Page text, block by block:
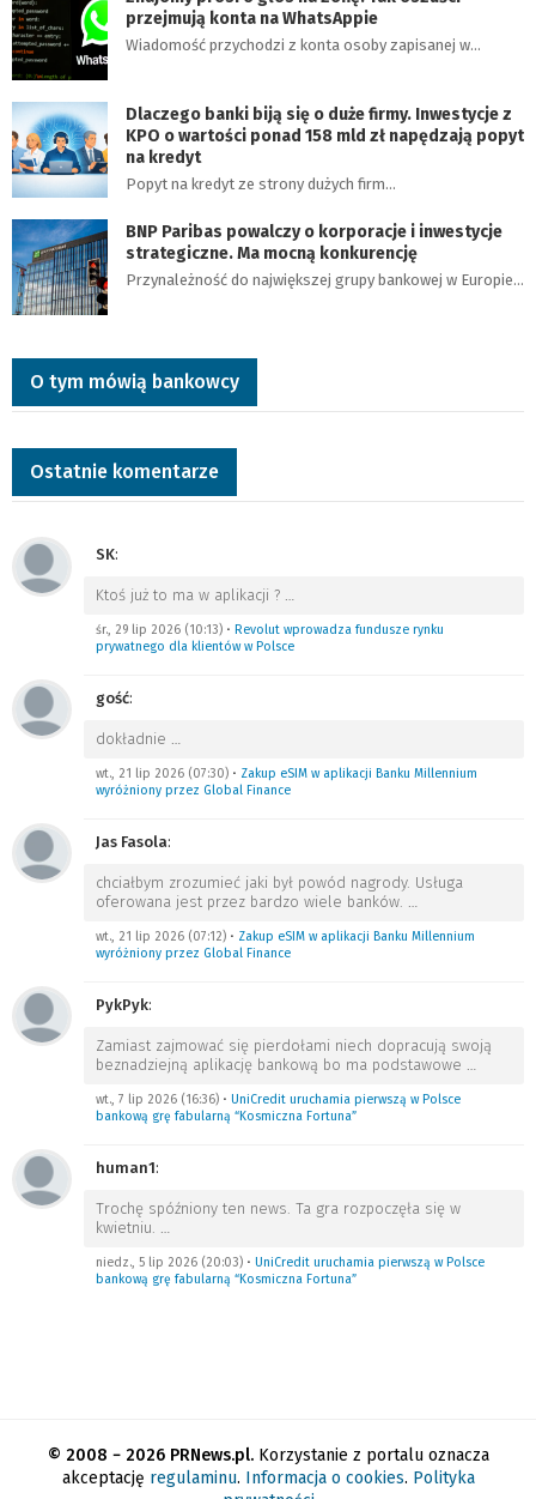
przejmują konta na WhatsAppie
Wiadomość przychodzi z konta osoby zapisanej w…
Dlaczego banki biją się o duże firmy. Inwestycje z
KPO o wartości ponad 158 mld zł napędzają popyt
na kredyt
Popyt na kredyt ze strony dużych firm…
BNP Paribas powalczy o korporacje i inwestycje
strategiczne. Ma mocną konkurencję
Przynależność do największej grupy bankowej w Europie…
O tym mówią bankowcy
Ostatnie komentarze
SK:
Ktoś już to ma w aplikacji ? …
śr., 29 lip 2026 (10:13) • Revolut wprowadza fundusze rynku
prywatnego dla klientów w Polsce
gość:
dokładnie …
wt., 21 lip 2026 (07:30) • Zakup eSIM w aplikacji Banku Millennium
wyróżniony przez Global Finance
Jas Fasola:
chciałbym zrozumieć jaki był powód nagrody. Usługa
oferowana jest przez bardzo wiele banków. …
wt., 21 lip 2026 (07:12) • Zakup eSIM w aplikacji Banku Millennium
wyróżniony przez Global Finance
PykPyk:
Zamiast zajmować się pierdołami niech dopracują swoją
beznadziejną aplikację bankową bo ma podstawowe …
wt., 7 lip 2026 (16:36) • UniCredit uruchamia pierwszą w Polsce
bankową grę fabularną “Kosmiczna Fortuna”
human1:
Trochę spóźniony ten news. Ta gra rozpoczęła się w
kwietniu. …
niedz., 5 lip 2026 (20:03) • UniCredit uruchamia pierwszą w Polsce
bankową grę fabularną “Kosmiczna Fortuna”
© 2008 − 2026 PRNews.pl.Korzystanie z portalu oznacza
akceptację regulaminu. Informacja o cookies. Polityka